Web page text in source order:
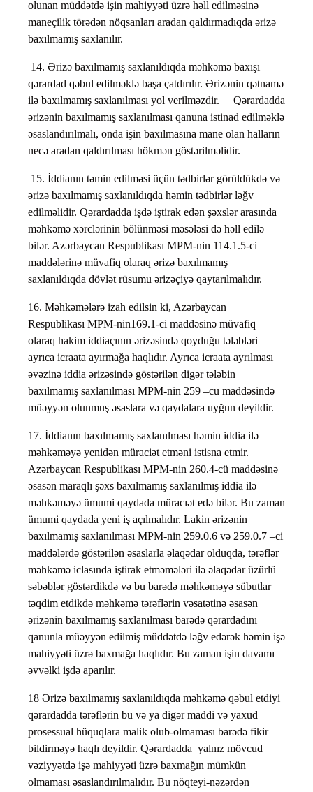
olunan müddətdə işin mahiyyəti üzrə həll edilməsinə
maneçilik törədən nöqsanları aradan qaldırmadıqda ərizə
baxılmamış saxlanılır.
14. Ərizə baxılmamış saxlanıldıqda məhkəmə baxışı
qərardad qəbul edilməklə başa çatdırılır. Ərizənin qətnamə
ilə baxılmamış saxlanılması yol verilməzdir. Qərardadda
ərizənin baxılmamış saxlanılması qanuna istinad edilməklə
əsaslandırılmalı, onda işin baxılmasına mane olan halların
necə aradan qaldırılması hökmən göstərilməlidir.
15. İddianın təmin edilməsi üçün tədbirlər görüldükdə və
ərizə baxılmamış saxlanıldıqda həmin tədbirlər ləğv
edilməlidir. Qərardadda işdə iştirak edən şəxslər arasında
məhkəmə xərclərinin bölünməsi məsələsi də həll edilə
bilər. Azərbaycan Respublikası MPM-nin 114.1.5-ci
maddələrinə müvafiq olaraq ərizə baxılmamış
saxlanıldıqda dövlət rüsumu ərizəçiyə qaytarılmalıdır.
16. Məhkəmələrə izah edilsin ki, Azərbaycan
Respublikası MPM-nin169.1-ci maddəsinə müvafiq
olaraq hakim iddiaçının ərizəsində qoyduğu tələbləri
ayrıca icraata ayırmağa haqlıdır. Ayrıca icraata ayrılması
əvəzinə iddia ərizəsində göstərilən digər tələbin
baxılmamış saxlanılması MPM-nin 259 –cu maddəsində
müəyyən olunmuş əsaslara və qaydalara uyğun deyildir.
17. İddianın baxılmamış saxlanılması həmin iddia ilə
məhkəməyə yenidən müraciət etməni istisna etmir.
Azərbaycan Respublikası MPM-nin 260.4-cü maddəsinə
əsasən maraqlı şəxs baxılmamış saxlanılmış iddia ilə
məhkəməyə ümumi qaydada müracıət edə bilər. Bu zaman
ümumi qaydada yeni iş açılmalıdır. Lakin ərizənin
baxılmamış saxlanılması MPM-nin 259.0.6 və 259.0.7 –ci
maddələrdə göstərilən əsaslarla əlaqədar olduqda, tərəflər
məhkəmə iclasında iştirak etməmələri ilə əlaqədar üzürlü
səbəblər göstərdikdə və bu barədə məhkəməyə sübutlar
təqdim etdikdə məhkəmə tərəflərin vəsatətinə əsasən
ərizənin baxılmamış saxlanılması barədə qərardadını
qanunla müəyyən edilmiş müddətdə ləğv edərək həmin işə
mahiyyəti üzrə baxmağa haqlıdır. Bu zaman işin davamı
əvvəlki işdə aparılır.
18 Ərizə baxılmamış saxlanıldıqda məhkəmə qəbul etdiyi
qərardadda tərəflərin bu və ya digər maddi və yaxud
prosessual hüquqlara malik olub-olmaması barədə fikir
bildirməyə haqlı deyildir. Qərardadda yalnız mövcud
vəziyyətdə işə mahiyyəti üzrə baxmağın mümkün
olmaması əsaslandırılmalıdır. Bu nöqteyi-nəzərdən